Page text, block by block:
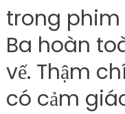
trong phim
Ba hoàn
vế. Thậm
có cảm